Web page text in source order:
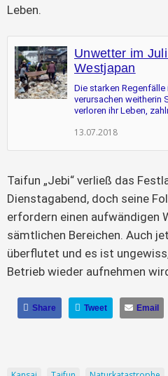
Leben.
Unwetter im
Westjapan
Die starken
verursachen weitherin
verloren ihr Leben,
13.07.2018
Taifun „Jebi“ verließ das
Dienstagabend, doch seine
erfordern einen aufwändigen
sämtlichen Bereichen. Auch
überflutet und es ist
Betrieb wieder aufnehmen
Share Tweet Email